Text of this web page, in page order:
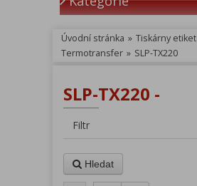
Úvodní stránka » Tiskárny etiket
Termotransfer » SLP-TX220
SLP-TX220 -
Filtr
Hledat